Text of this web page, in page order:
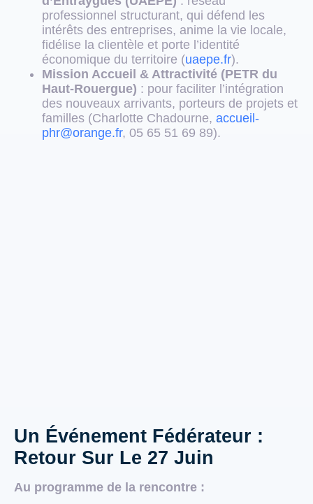
professionnel structurant, qui défend les
intérêts des entreprises, anime la vie locale,
fidélise la clientèle et porte l’identité
économique du territoire (uaepe.fr).
Mission Accueil & Attractivité (PETR du
Haut-Rouergue) : pour faciliter l’intégration
des nouveaux arrivants, porteurs de projets et
familles (Charlotte Chadourne, accueil-
phr@orange.fr, 05 65 51 69 89).
Un Événement Fédérateur :
Retour Sur Le 27 Juin
Au programme de la rencontre :